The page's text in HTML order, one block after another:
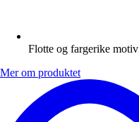
Flotte og fargerike motiv
Mer om produktet